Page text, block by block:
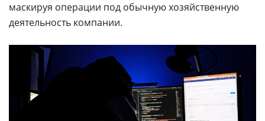
маскируя операции под обычную хозяйственную
деятельность компании.